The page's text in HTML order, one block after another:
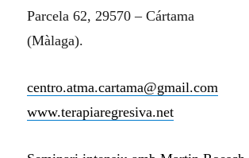
Parcela 62, 29570 – Cártama
(Màlaga).
centro.atma.cartama@gmail.com
www.terapiaregresiva.net